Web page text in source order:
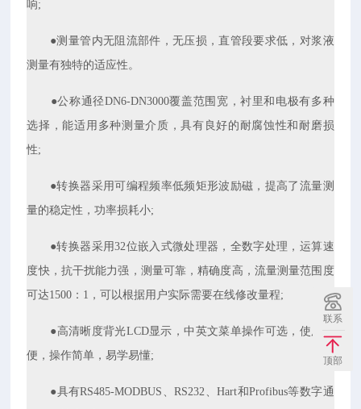
响;
●测量管内无阻流部件，无压损，直管段要求低，对浆液
测量有独特的适应性。
●公称通径DN6-DN3000覆盖范围宽，衬里和电极有多种
选择，能适用多种测量介质，具有良好的耐腐蚀性和耐磨损
性;
●转换器采用可编程频率低频矩形波励磁，提高了流量测
量的稳定性，功率损耗小;
●转换器采用32位嵌入式微处理器，全数字处理，运算速
度快，抗干扰能力强，测量可靠，精确度高，流量测量范围度
可达1500：1，可以根据用户实际需要在线修改量程;
●高清晰度背光LCD显示，中英文菜单操作可选，使用方
便，操作简单，易学易懂;
●具有RS485-MODBUS、RS232、Hart和Profibus等数字通
联系
顶部